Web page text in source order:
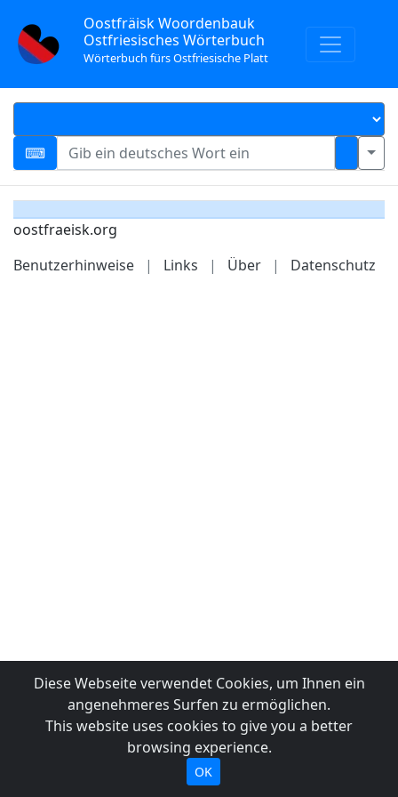
Oostfräisk Woordenbauk
Ostfriesisches Wörterbuch
Wörterbuch fürs Ostfriesische Platt
oostfraeisk.org
Benutzerhinweise
| Links | Über | Datenschutz
Diese Webseite verwendet Cookies, um Ihnen ein
angenehmeres Surfen zu ermöglichen.
This website uses cookies to give you a better
browsing experience.
OK